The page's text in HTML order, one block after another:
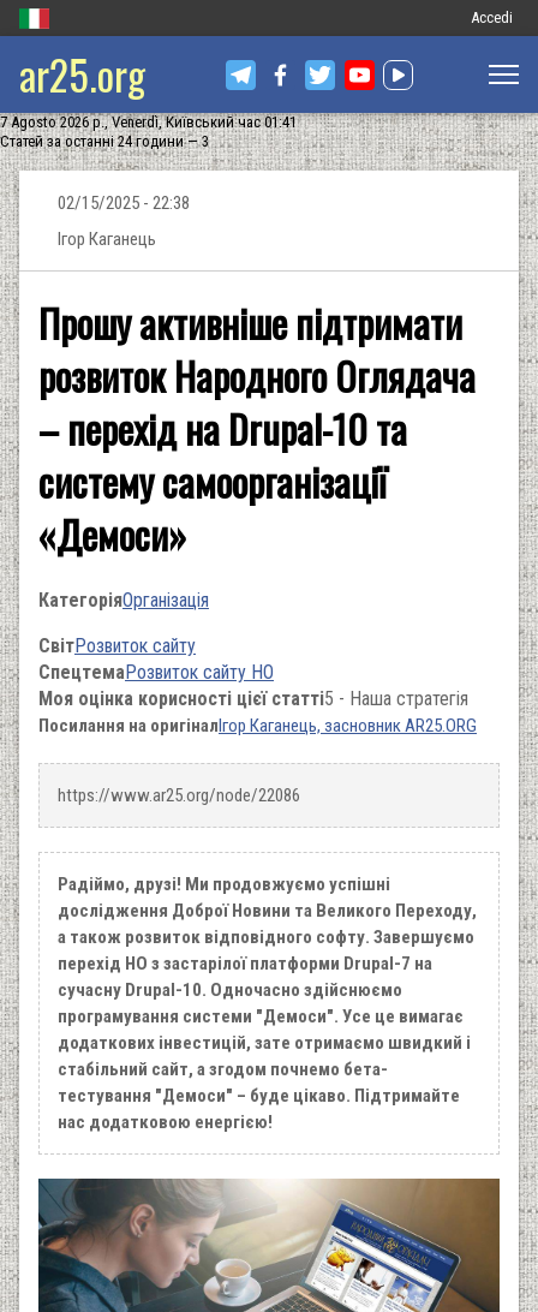
Меню
запису
Accedi
ar25.org
7 Agosto 2026 р., Venerdì, Київський час 01:41
Статей за останні 24 години — 3
02/15/2025 - 22:38
Ігор Каганець
Прошу активніше підтримати
розвиток Народного Оглядача
– перехід на Drupal-10 та
систему самоорганізації
«Демоси»
КатегоріяОрганізація
СвітРозвиток сайту
СпецтемаРозвиток сайту НО
Моя оцінка корисності цієї статті5 - Наша стратегія
Посилання на оригіналІгор Каганець, засновник AR25.ORG
https://www.ar25.org/node/22086
Радіймо, друзі! Ми продовжуємо успішні
дослідження Доброї Новини та Великого Переходу,
а також розвиток відповідного софту. Завершуємо
перехід НО з застарілої платформи Drupal-7 на
сучасну Drupal-10. Одночасно здійснюємо
програмування системи "Демоси". Усе це вимагає
додаткових інвестицій, зате отримаємо швидкий і
стабільний сайт, а згодом почнемо бета-
тестування "Демоси" – буде цікаво. Підтримайте
нас додатковою енергією!